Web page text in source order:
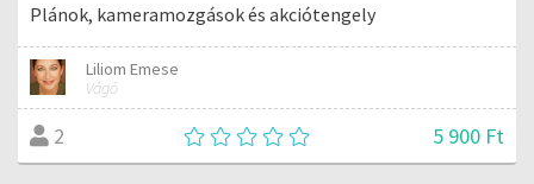
Plánok, kameramozgások és akciótengely
Liliom Emese
Vágó
2 5 900 Ft